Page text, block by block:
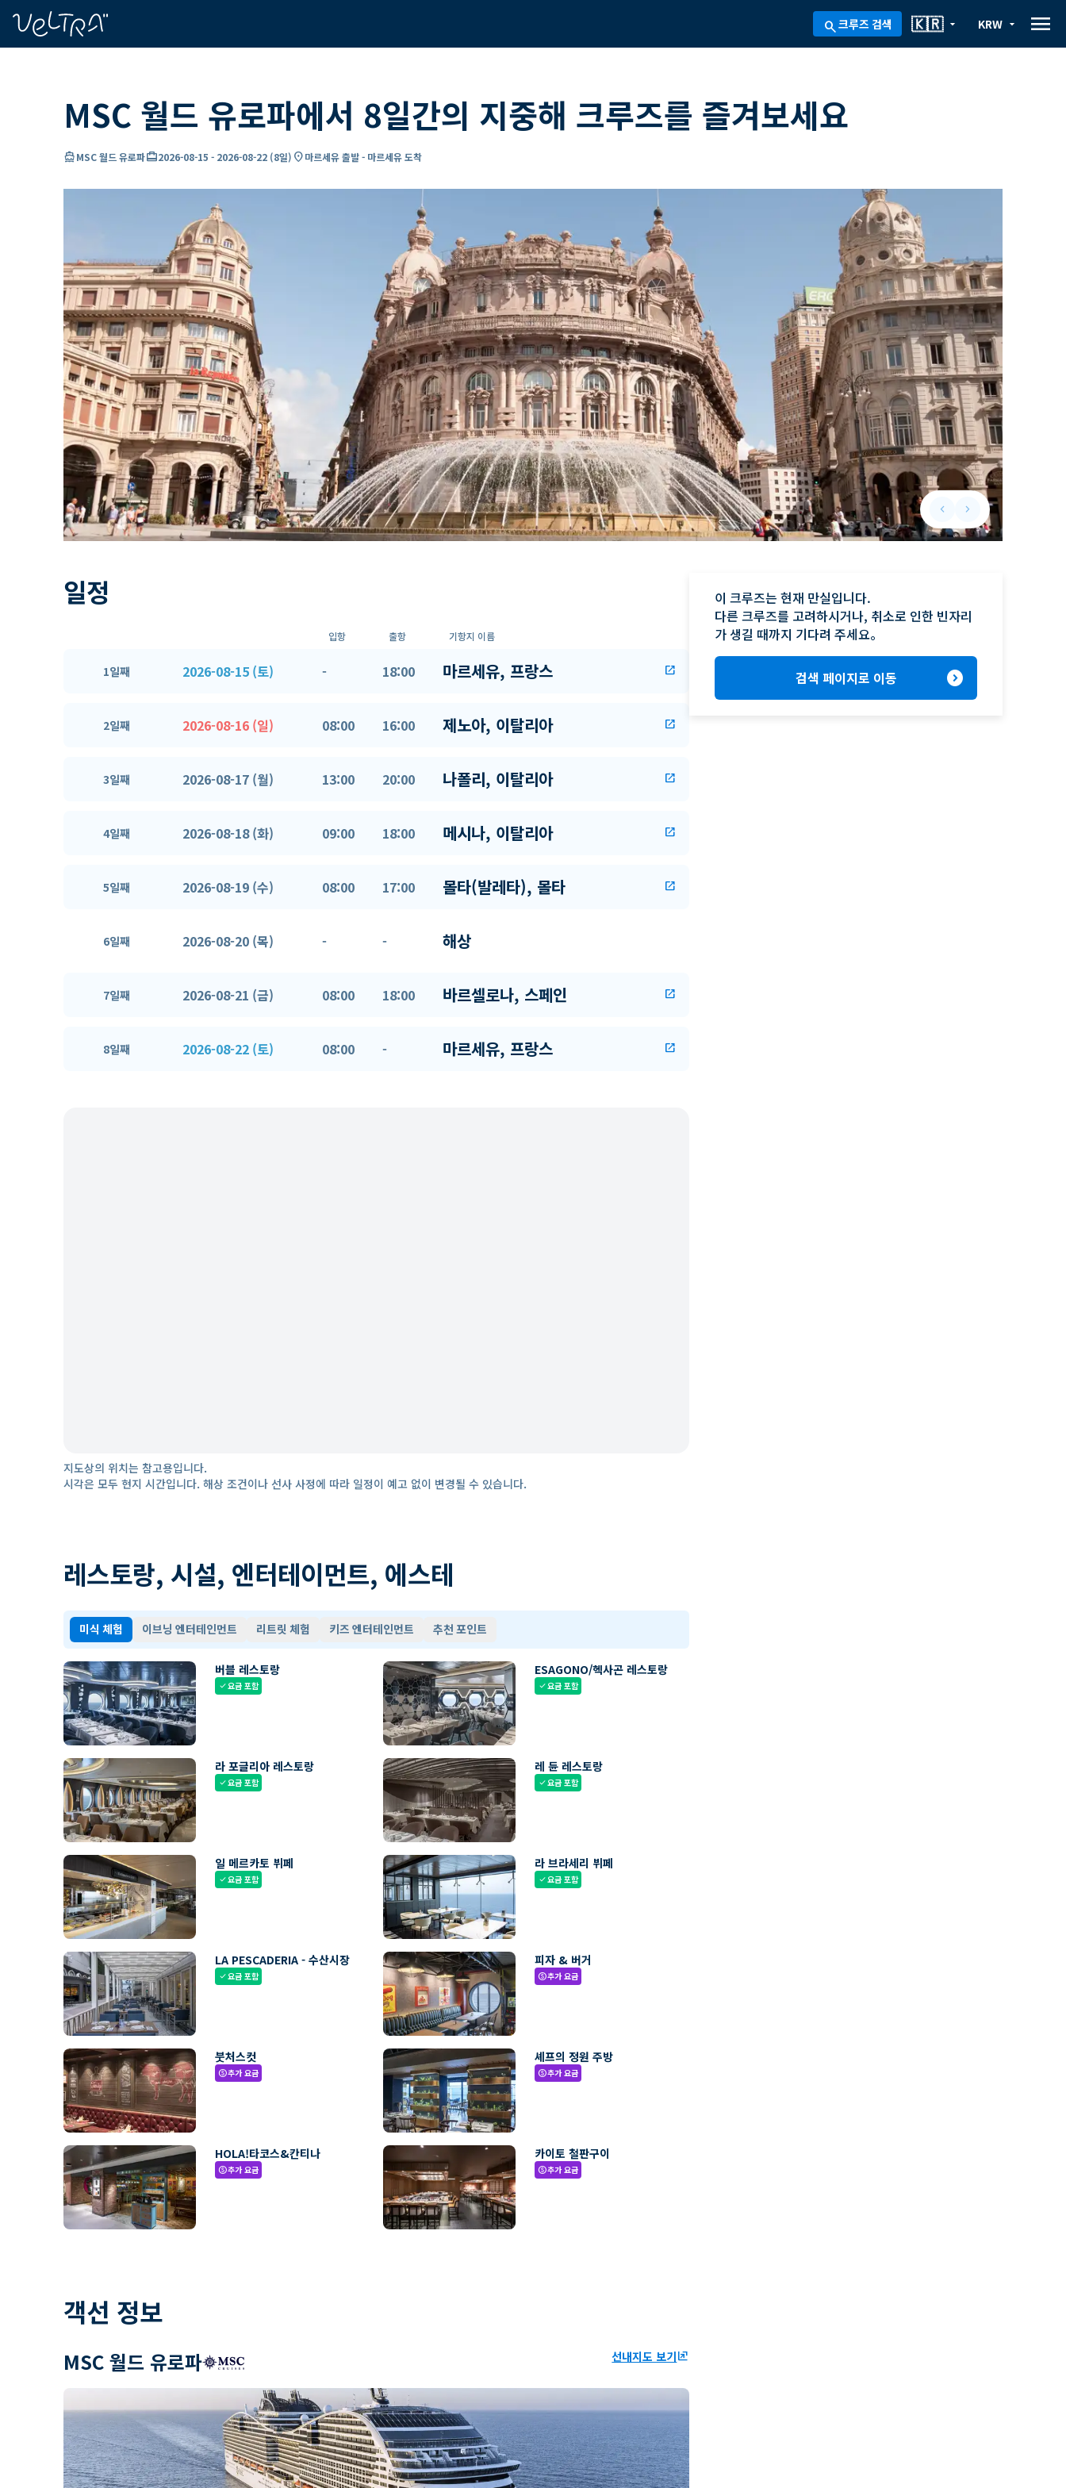
search크루즈 검색 arrow_drop_down
🇰🇷 arrow_drop_down
KRW menu
MSC 월드 유로파에서 8일간의 지중해 크루즈를 즐겨보세요
directions_boatMSC 월드 유로파card_travel2026-08-15 - 2026-08-22 (8일) location_on마르세유 출발 - 마르세유 도착
keyboard_arrow_leftPrevious slide
keyboard_arrow_rightNext slide
일정
입항 출항 기항지 이름
1일째 2026-08-15 (토) - 18:00 마르세유, 프랑스 open_in_new
2일째 2026-08-16 (일) 08:00 16:00 제노아, 이탈리아 open_in_new
3일째 2026-08-17 (월) 13:00 20:00 나폴리, 이탈리아 open_in_new
4일째 2026-08-18 (화) 09:00 18:00 메시나, 이탈리아 open_in_new
5일째 2026-08-19 (수) 08:00 17:00 몰타(발레타), 몰타 open_in_new
6일째 2026-08-20 (목) - - 해상
7일째 2026-08-21 (금) 08:00 18:00 바르셀로나, 스페인 open_in_new
8일째 2026-08-22 (토) 08:00 - 마르세유, 프랑스 open_in_new
지도상의 위치는 참고용입니다.
시각은 모두 현지 시간입니다. 해상 조건이나 선사 사정에 따라 일정이 예고 없이 변경될 수 있습니다.
레스토랑, 시설, 엔터테이먼트, 에스테
미식 체험 이브닝 엔터테인먼트 리트릿 체험 키즈 엔터테인먼트 추천 포인트
버블 레스토랑
check요금 포함
ESAGONO/헥사곤 레스토랑
check요금 포함
라 포글리아 레스토랑
check요금 포함
레 듄 레스토랑
check요금 포함
일 메르카토 뷔페
check요금 포함
라 브라세리 뷔페
check요금 포함
LA PESCADERIA - 수산시장
check요금 포함
피자 & 버거
paid추가 요금
붓처스컷
paid추가 요금
셰프의 정원 주방
paid추가 요금
HOLA!타코스&칸티나
paid추가 요금
카이토 철판구이
paid추가 요금
객선 정보
MSC 월드 유로파 선내지도 보기ungroup
이 크루즈는 현재 만실입니다.
다른 크루즈를 고려하시거나, 취소로 인한 빈자리
가 생길 때까지 기다려 주세요。
검색 페이지로 이동 expand_circle_right